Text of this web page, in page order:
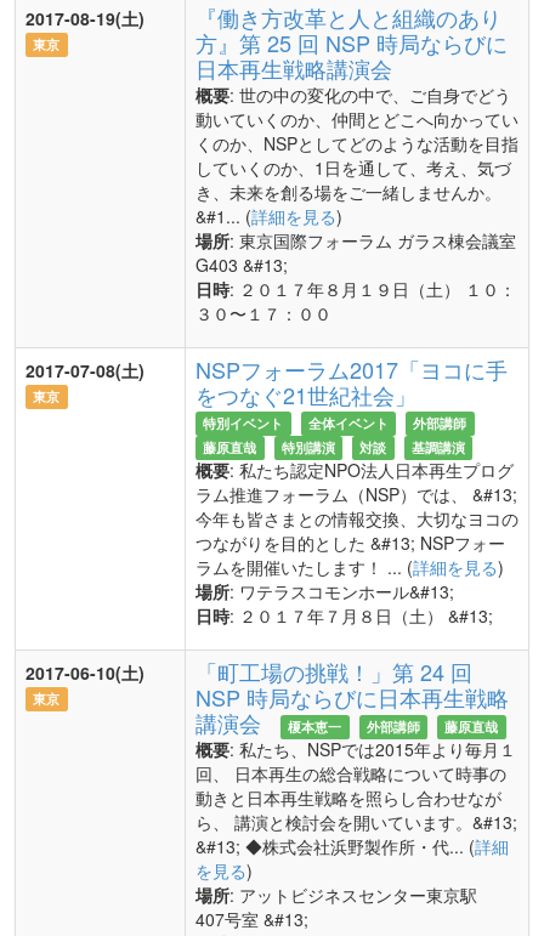
2017-08-19(土)
東京
『働き方改革と人と組織のあり
方』第 25 回 NSP 時局ならびに
日本再生戦略講演会
概要: 世の中の変化の中で、ご自身でどう
動いていくのか、仲間とどこへ向かってい
くのか、NSPとしてどのような活動を目指
していくのか、1日を通して、考え、気づ
き、未来を創る場をご一緒しませんか。
&#1... (詳細を見る)
場所: 東京国際フォーラム ガラス棟会議室
G403 &#13;
日時: ２０１７年８月１９日（土） １０：
３０〜１７：００
2017-07-08(土)
東京
NSPフォーラム2017「ヨコに手
をつなぐ21世紀社会」
特別イベント 全体イベント
外部講師
藤原直哉
特別講演 対談 基調講演
概要: 私たち認定NPO法人日本再生プログ
ラム推進フォーラム（NSP）では、 &#13;
今年も皆さまとの情報交換、大切なヨコの
つながりを目的とした &#13; NSPフォー
ラムを開催いたします！ ... (詳細を見る)
場所: ワテラスコモンホール&#13;
日時: ２０１７年７月８日（土） &#13;
2017-06-10(土)
東京
「町工場の挑戦！」第 24 回
NSP 時局ならびに日本再生戦略
講演会
榎本恵一 外部講師 藤原直哉
概要: 私たち、NSPでは2015年より毎月１
回、 日本再生の総合戦略について時事の
動きと日本再生戦略を照らし合わせなが
ら、 講演と検討会を開いています。&#13;
&#13; ◆株式会社浜野製作所・代... (詳細
を見る)
場所: アットビジネスセンター東京駅
407号室 &#13;